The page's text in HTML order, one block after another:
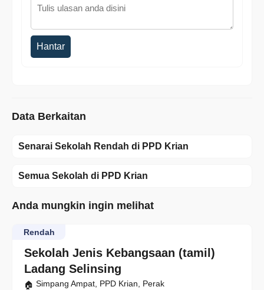
Hantar
Data Berkaitan
Senarai Sekolah Rendah di PPD Krian
Semua Sekolah di PPD Krian
Anda mungkin ingin melihat
Sekolah Jenis Kebangsaan (tamil)
Ladang Selinsing
Rendah
Simpang Ampat, PPD Krian, Perak